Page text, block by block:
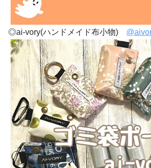
◎ai-vory(ハンドメイド布小物)